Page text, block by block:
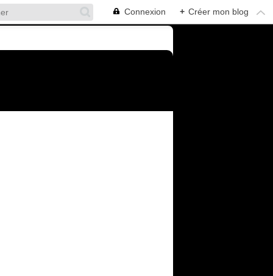
Connexion + Créer mon blog